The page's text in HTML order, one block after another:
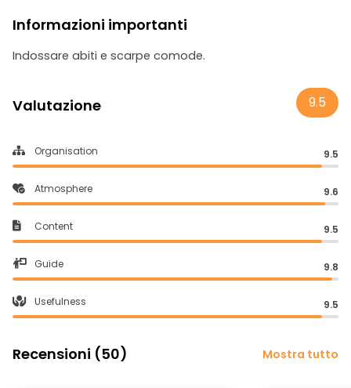
Informazioni importanti
Indossare abiti e scarpe comode.
Valutazione 9.5
Organisation 9.5
Atmosphere 9.6
Content 9.5
Guide 9.8
Usefulness 9.5
Recensioni (50) Mostra tutto